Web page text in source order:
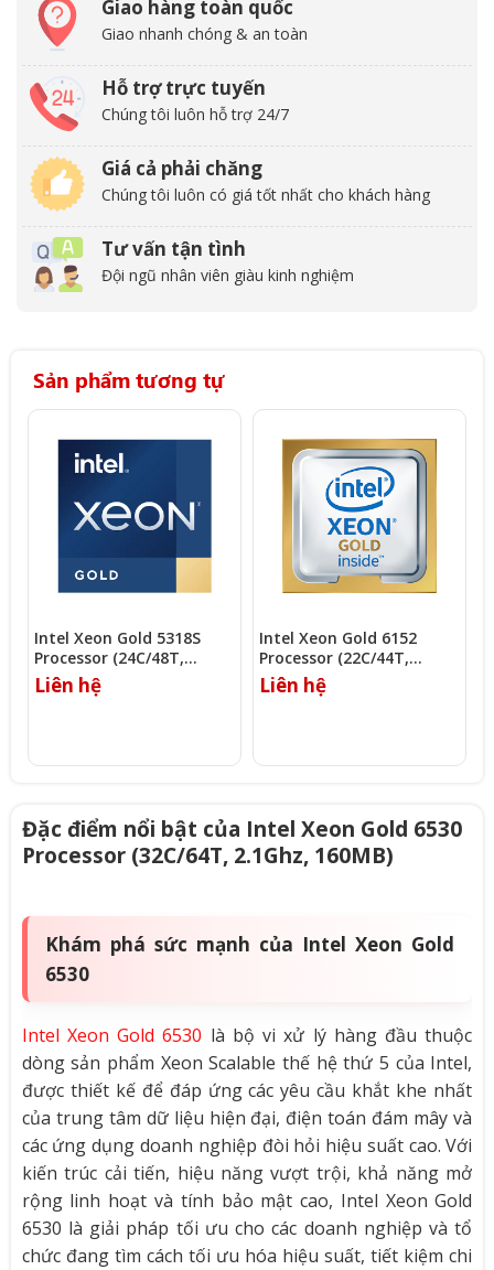
Giao hàng toàn quốc
Giao nhanh chóng & an toàn
Hỗ trợ trực tuyến
Chúng tôi luôn hỗ trợ 24/7
Giá cả phải chăng
Chúng tôi luôn có giá tốt nhất cho khách hàng
Tư vấn tận tình
Đội ngũ nhân viên giàu kinh nghiệm
Sản phẩm tương tự
Intel Xeon Gold 5318S
Processor (24C/48T,
2.10Ghz, 36MB)
Liên hệ
Intel Xeon Gold 6152
Processor (22C/44T,
2.10Ghz, 30.25MB)
Liên hệ
Đặc điểm nổi bật của Intel Xeon Gold 6530
Processor (32C/64T, 2.1Ghz, 160MB)
Khám phá sức mạnh của Intel Xeon Gold
6530
Intel Xeon Gold 6530 là bộ vi xử lý hàng đầu thuộc
dòng sản phẩm Xeon Scalable thế hệ thứ 5 của Intel,
được thiết kế để đáp ứng các yêu cầu khắt khe nhất
của trung tâm dữ liệu hiện đại, điện toán đám mây và
các ứng dụng doanh nghiệp đòi hỏi hiệu suất cao. Với
kiến trúc cải tiến, hiệu năng vượt trội, khả năng mở
rộng linh hoạt và tính bảo mật cao, Intel Xeon Gold
6530 là giải pháp tối ưu cho các doanh nghiệp và tổ
chức đang tìm cách tối ưu hóa hiệu suất, tiết kiệm chi